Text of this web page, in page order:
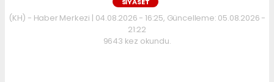
(KH) - Haber Merkezi | 04.08.2026 - 16:25, Güncelleme: 05.08.2026 -
21:22
9643 kez okundu.